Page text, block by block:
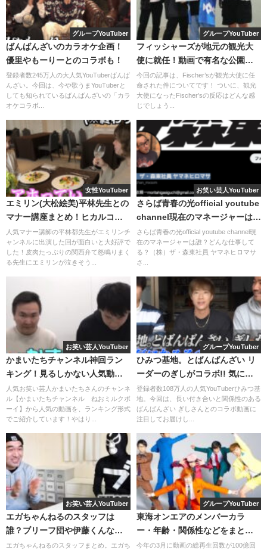
個性を感じられるアイテムばかり選んで着ているそうで
す！
BEFTEYはそんなまあたそが着たい服を第一優先に作られ
今までメンズ服を買う時に「もう少しこうだったらな」と
自分のブランドへのこだわりに生かして
“最高にしっくりく
る服”
が完成したそうです。
まあたそのブランドBEFTEYの商品紹
介
BEFTEYには現在100店以上の商品がありますが、その中か
まあたそがこだわって作り上げた洋服たちの一部を紹介し
ていきます！
独特な商品名たちにも注目です。
トップス
これから出荷Tシャツ
牛くんがUFOに連れ去られてしまうデザインというインパ
クトのあるデザイン。
Tシャツ：5,500円
この投稿をInstagramで見る
ふくれな(@fukurena)がシェアした投稿
まあたそのデザインがお気に入りなようです！
脇・銀太（Repezen Foxx）
Repezen Foxxの脇、銀太
の2人はBEFTEYの展示会に訪れ
ていました！
みんなでお揃いはとても可愛いですね。
まあたそちゃんのブランド
グループYouTuber
ばんばんざいのカラオケ企画！
優里やもーりーとのコラボも！
登録者数245万人の大人気YouTuberばんば
んざい。今回は、今や歌うまYouTuberと
しても知られているばんばんざいの「カラ
オケコラボ...
グループYouTuber
フィッシャーズが地元の観光大
使に就任！動画で有名な公園
は？
今回の記事は、Fischer’sが観光大使に任
命された件についてです！ ついに、観光
大使になったFischer’sの反応はどんな感
じでしょう...
女性YouTuber
エミリン(大松絵美)平林先生との
マナー講座まとめ！ヒカルコラ
ボも！
人気マナー講師の平林都先生がエミリンチ
ャンネルに出演した回が面白いと大好評で
した！皮肉たっぷりの関西弁て怒鳴りまく
る先生にエミリンが泣きそう...
お笑い芸人YouTuber
さらば青春の光official youtube
channel現在のマネージャーは
誰？どんな仕事してる？
さらば青春の光official youtube channel現
在のマネージャーは誰？どんな仕事して
る？（株）ザ・森東社員 ヤマネヒロマサ
さ...
お笑い芸人YouTuber
かまいたちチャンネル神回ラン
キング！見るしかない人気動画
はこれ！
人気お笑い芸人かまいたちさんのチャンネ
ル【かまいたちチャンネル ねおミルクボ
ーイ】から人気の動画を、ランキング形式
でご紹介しています！やはり...
グループYouTuber
ひみつ基地。とばんばんざい リ
ーダーのぎしがコラボ!! 気にな
るその内容とは!?
登録者数108万人の人気YouTuberひみつ基
地。今回は、長い付き合いと関係性のある
ばんばんざい ぎしさんとのコラボ動画に
注目してお届けし...
お笑い芸人YouTuber
エガちゃんねるのスタッフは
誰？ブリーフ団や伊藤くんなど
まとめ！
エガちゃんねるのスタッフまとめ。エガち
グループYouTuber
東海オンエアのメンバーカラ
ー・年齢・関係性などをまとめ
てみました！
今年の3月に動画の総再生回数が100億回